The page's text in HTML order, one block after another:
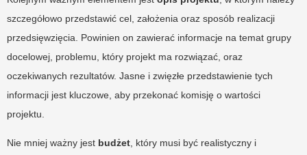
szczegółowo przedstawić cel, założenia oraz sposób realizacji
przedsięwzięcia. Powinien on zawierać informacje na temat grupy
docelowej, problemu, który projekt ma rozwiązać, oraz
oczekiwanych rezultatów. Jasne i zwięzłe przedstawienie tych
informacji jest kluczowe, aby przekonać komisję o wartości
projektu.
Nie mniej ważny jest budżet , który musi być realistyczny i